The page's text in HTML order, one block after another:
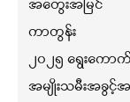
အတွေးအမြင်
ကာတွန်း
၂၀၂၅ ရွေးကော
အမျိုးသမီးအခွင့်အ